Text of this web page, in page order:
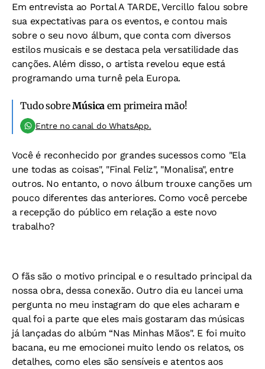
Em entrevista ao Portal A TARDE, Vercillo falou sobre
sua expectativas para os eventos, e contou mais
sobre o seu novo álbum, que conta com diversos
estilos musicais e se destaca pela versatilidade das
canções. Além disso, o artista revelou eque está
programando uma turnê pela Europa.
Tudo sobreMúsica em primeira mão!
Entre no canal do WhatsApp.
Você é reconhecido por grandes sucessos como "Ela
une todas as coisas", "Final Feliz", "Monalisa", entre
outros. No entanto, o novo álbum trouxe canções um
pouco diferentes das anteriores. Como você percebe
a recepção do público em relação a este novo
trabalho?
O fãs são o motivo principal e o resultado principal da
nossa obra, dessa conexão. Outro dia eu lancei uma
pergunta no meu instagram do que eles acharam e
qual foi a parte que eles mais gostaram das músicas
já lançadas do albúm “Nas Minhas Mãos". E foi muito
bacana, eu me emocionei muito lendo os relatos, os
detalhes, como eles são sensíveis e atentos aos